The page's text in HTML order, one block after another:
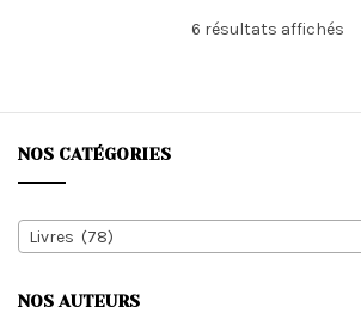
6 résultats affichés
au
NOS CATÉGORIES
Livres (78)
NOS AUTEURS